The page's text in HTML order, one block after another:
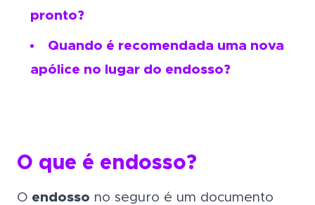
pronto?
Quando é recomendada uma nova
apólice no lugar do endosso?
O que é endosso?
O endosso no seguro é um documento